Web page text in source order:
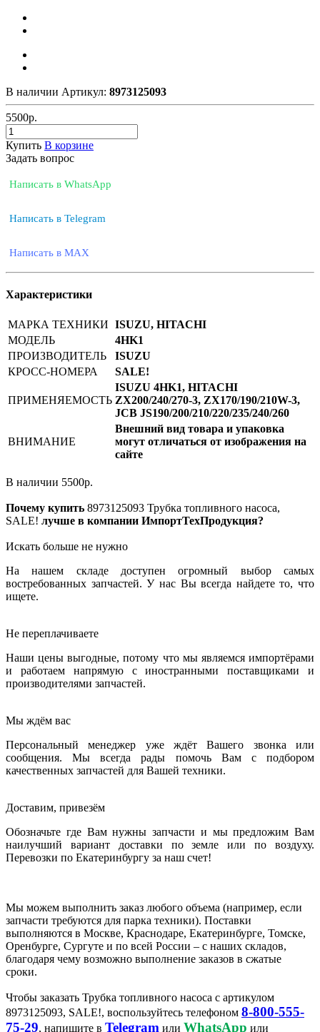
В наличии Артикул: 8973125093
5500р.
Купить В корзине
Задать вопрос
Написать в WhatsApp
Написать в Telegram
Написать в MAX
Характеристики
МАРКА ТЕХНИКИ ISUZU, HITACHI
МОДЕЛЬ
4HK1
ПРОИЗВОДИТЕЛЬ
ISUZU
КРОСС-НОМЕРА
SALE!
ПРИМЕНЯЕМОСТЬ
ISUZU 4HK1, HITACHI
ZX200/240/270-3, ZX170/190/210W-3,
JCB JS190/200/210/220/235/240/260
ВНИМАНИЕ
Внешний вид товара и упаковка
могут отличаться от изображения на
сайте
В наличии 5500р.
Почему купить 8973125093 Трубка топливного насоса,
SALE! лучше в компании ИмпортТехПродукция?
Искать больше не нужно
На нашем складе доступен огромный выбор самых
востребованных запчастей. У нас Вы всегда найдете то, что
ищете.
Не переплачиваете
Наши цены выгодные, потому что мы являемся импортёрами
и работаем напрямую с иностранными поставщиками и
производителями запчастей.
Мы ждём вас
Персональный менеджер уже ждёт Вашего звонка или
сообщения. Мы всегда рады помочь Вам с подбором
качественных запчастей для Вашей техники.
Доставим, привезём
Обозначьте где Вам нужны запчасти и мы предложим Вам
наилучший вариант доставки по земле или по воздуху.
Перевозки по Екатеринбургу за наш счет!
Мы можем выполнить заказ любого объема (например, если
запчасти требуются для парка техники). Поставки
выполняются в Москве, Краснодаре, Екатеринбурге, Томске,
Оренбурге, Сургуте и по всей России – с наших складов,
благодаря чему возможно выполнение заказов в сжатые
сроки.
Чтобы заказать Трубка топливного насоса с артикулом
8973125093, SALE!, воспользуйтесь телефоном 8-800-555-
75-29, напишите в Telegram или WhatsApp или